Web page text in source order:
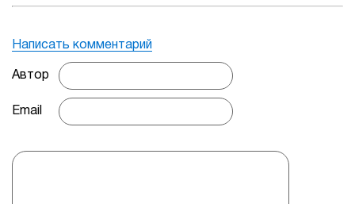
Написать комментарий
Автор
Email